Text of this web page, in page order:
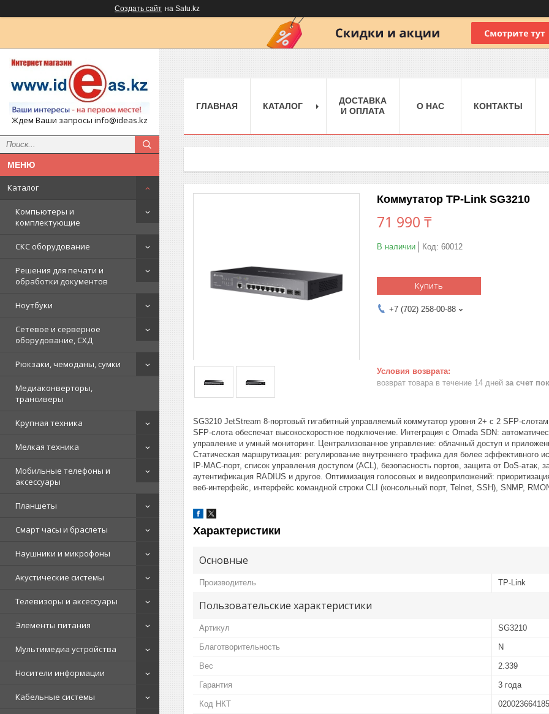
Создать сайт на Satu.kz
Ждем Ваши запросы info@ideas.kz
Каталог
Компьютеры и
комплектующие
СКС оборудование
Решения для печати и
обработки документов
Ноутбуки
Сетевое и серверное
оборудование, СХД
Рюкзаки, чемоданы, сумки
Медиаконверторы,
трансиверы
Крупная техника
Мелкая техника
Мобильные телефоны и
аксессуары
Планшеты
Смарт часы и браслеты
Наушники и микрофоны
Акустические системы
Телевизоры и аксессуары
Элементы питания
Мультимедиа устройства
Носители информации
Кабельные системы
ГЛАВНАЯ КАТАЛОГ
ДОСТАВКА
И ОПЛАТА
О НАС КОНТАКТЫ
Коммутатор TP-Link SG3210
71 990 ₸
В наличии Код: 60012
Купить
+7 (702) 258-00-88
возврат товара в течение 14 дней за счет
SG3210 JetStream 8‑портовый гигабитный управляемый коммутатор уровня 2+ с 2
SFP‑слота обеспечат высокоскоростное подключение. Интеграция с Omada SDN:
управление и умный мониторинг. Централизованное управление: облачный доступ и
Статическая маршрутизация: регулирование внутреннего трафика для более эффективного
IP‑MAC‑порт, список управления доступом (ACL), безопасность портов, защита от
аутентификация RADIUS и другое. Оптимизация голосовых и видеоприложений:
веб‑интерфейс, интерфейс командной строки CLI (консольный порт, Telnet, SSH), SNMP,
Характеристики
Основные
Производитель TP-Link
Пользовательские характеристики
Артикул SG3210
Благотворительность N
Вес 2.339
Гарантия 3 года
Код НКТ